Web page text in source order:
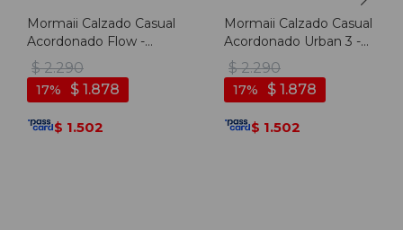
Mormaii Calzado Casual
Acordonado Flow -
Blanco - Blanco
$ 2.290
$ 1.878
17
$ 1.502
Mormaii Calzado Casual
Acordonado Urban 3 -
Hielo
$ 2.290
$ 1.878
17
$ 1.502